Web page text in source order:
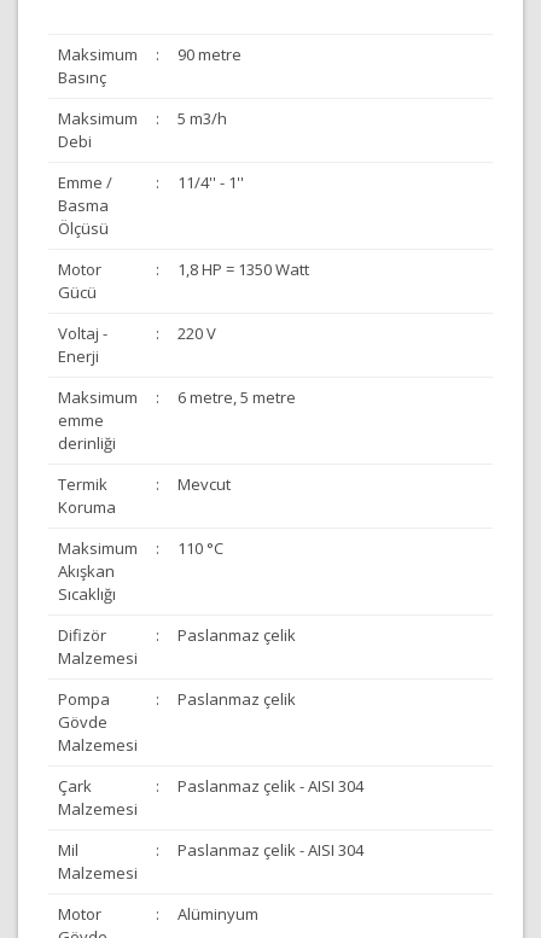
Maksimum
Basınç
: 90 metre
Maksimum
Debi
: 5 m3/h
Emme /
Basma
Ölçüsü
: 11/4'' - 1''
Motor
Gücü
: 1,8 HP = 1350 Watt
Voltaj -
Enerji
: 220 V
Maksimum
emme
derinliği
: 6 metre, 5 metre
Termik
Koruma
: Mevcut
Maksimum
Akışkan
Sıcaklığı
: 110 °C
Difizör
Malzemesi
: Paslanmaz çelik
Pompa
Gövde
Malzemesi
: Paslanmaz çelik
Çark
Malzemesi
: Paslanmaz çelik - AISI 304
Mil
Malzemesi
: Paslanmaz çelik - AISI 304
Motor
: Alüminyum